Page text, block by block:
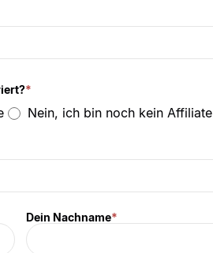
*
Nein, ich bin noch kein Affiliate
Dein Nachname*